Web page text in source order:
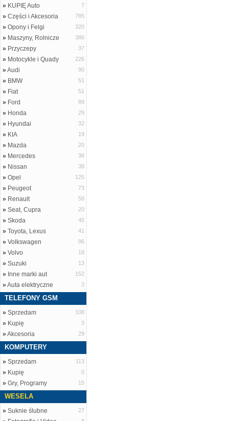
» KUPIĘ Auto 7
» Części i Akcesoria 785
» Opony i Felgi 320
» Maszyny, Rolnicze 386
» Przyczepy 37
» Motocykle i Quady 226
»Audi 90
» BMW 51
» Fiat 51
» Ford 89
» Honda 29
» Hyundai 32
» KIA 19
» Mazda 20
» Mercedes 38
» Nissan 38
» Opel 125
» Peugeot 73
» Renault 58
» Seat, Cupra 20
» Skoda 45
» Toyota, Lexus 41
» Volkswagen 96
» Volvo 18
» Suzuki 13
» Inne marki aut 152
»Auta elektryczne 3
TELEFONY GSM
» Sprzedam 108
» Kupię 3
»Akcesoria 29
KOMPUTERY
» Sprzedam 113
» Kupię 0
» Gry, Programy 15
WESELA
» Suknie ślubne 27